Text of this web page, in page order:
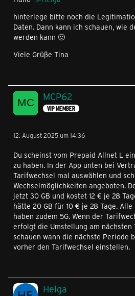
hinterlege bitte noch die
Daten. Dann kann ich schauen, wie
werden kann 🙂
Viele Grüße Tina
MCP62
VIP MEMBER
12. August 2025 um 14:36
Du scheinst vom Prepaid Allnet L
zu haben. In der App unten bei
Tarifwechsel mal auswählen und
Wechselmöglichkeiten angeboten.
jetzt 30 GB und kostet 12 € je 28
hätte 20 GB für 10 € je 28 Tage.
haben zudem 5G. Wenn der
erfolgt die Umstellung am nächsten
schauen wann die nächste Periode
vorher den Tarifwechsel einstellen.
Helga